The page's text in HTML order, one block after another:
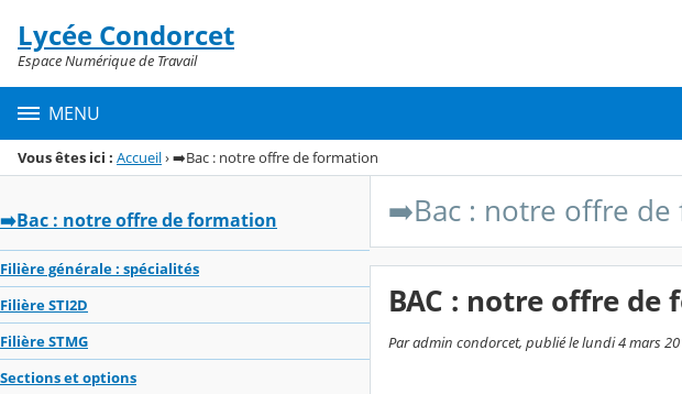
Menu de la rubrique
Contenu
Lycée Condorcet
Espace Numérique de Travail
MENU
Vous êtes ici : Accueil›➡️Bac : notre offre de formation
➡️Bac : notre offre de formation
Filière générale : spécialités
Filière STI2D
Filière STMG
Sections et options
➡️Bac : notre offre
BAC : notre offre de
Par admin condorcet, publié le lundi 4 mars